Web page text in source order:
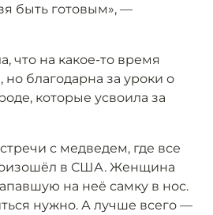
быть готовым», —
что на какое-то время
но благодарна за уроки о
которые усвоила за
с медведем, где все
в США. Женщина
на неё самку в нос.
нужно. А лучше всего —